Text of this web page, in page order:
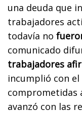
una deuda que
trabajadores
todavía no
comunicado
trabajadores
incumplió con
comprometidas
avanzó con las